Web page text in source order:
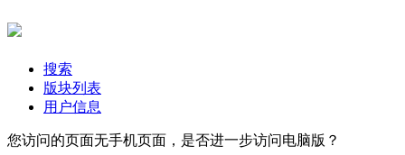
搜索
版块列表
用户信息
您访问的页面无手机页面，是否进一步访问电脑版？